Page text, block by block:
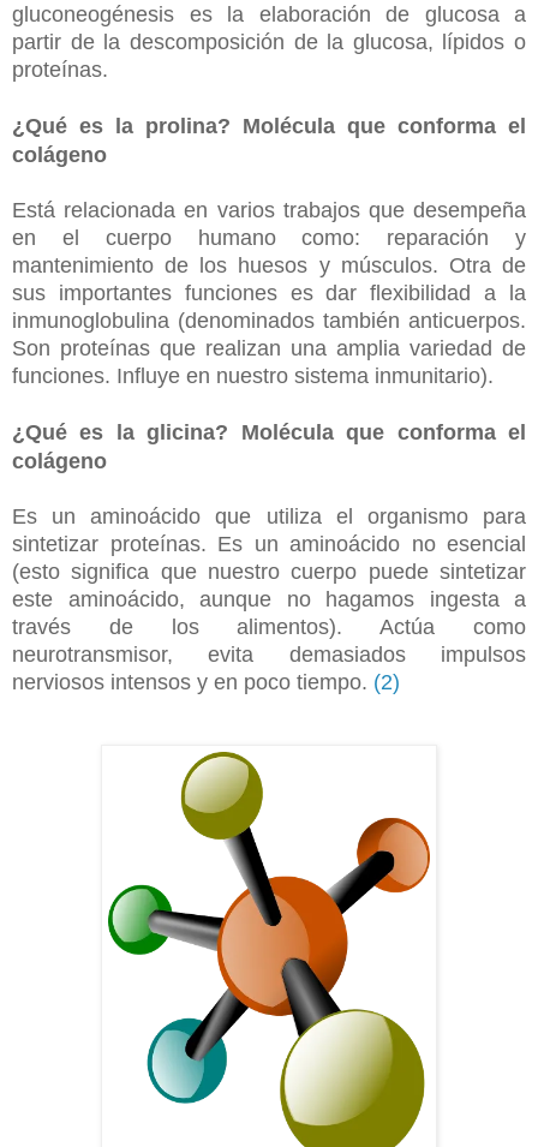
gluconeogénesis es la elaboración de glucosa a
partir de la descomposición de la glucosa, lípidos o
proteínas.
¿Qué es la prolina? Molécula que conforma el
colágeno
Está relacionada en varios trabajos que desempeña
en el cuerpo humano como: reparación y
mantenimiento de los huesos y músculos. Otra de
sus importantes funciones es dar flexibilidad a la
inmunoglobulina (denominados también anticuerpos.
Son proteínas que realizan una amplia variedad de
funciones. Influye en nuestro sistema inmunitario).
¿Qué es la glicina? Molécula que conforma el
colágeno
Es un aminoácido que utiliza el organismo para
sintetizar proteínas. Es un aminoácido no esencial
(esto significa que nuestro cuerpo puede sintetizar
este aminoácido, aunque no hagamos ingesta a
través de los alimentos). Actúa como
neurotransmisor, evita demasiados impulsos
nerviosos intensos y en poco tiempo. (2)